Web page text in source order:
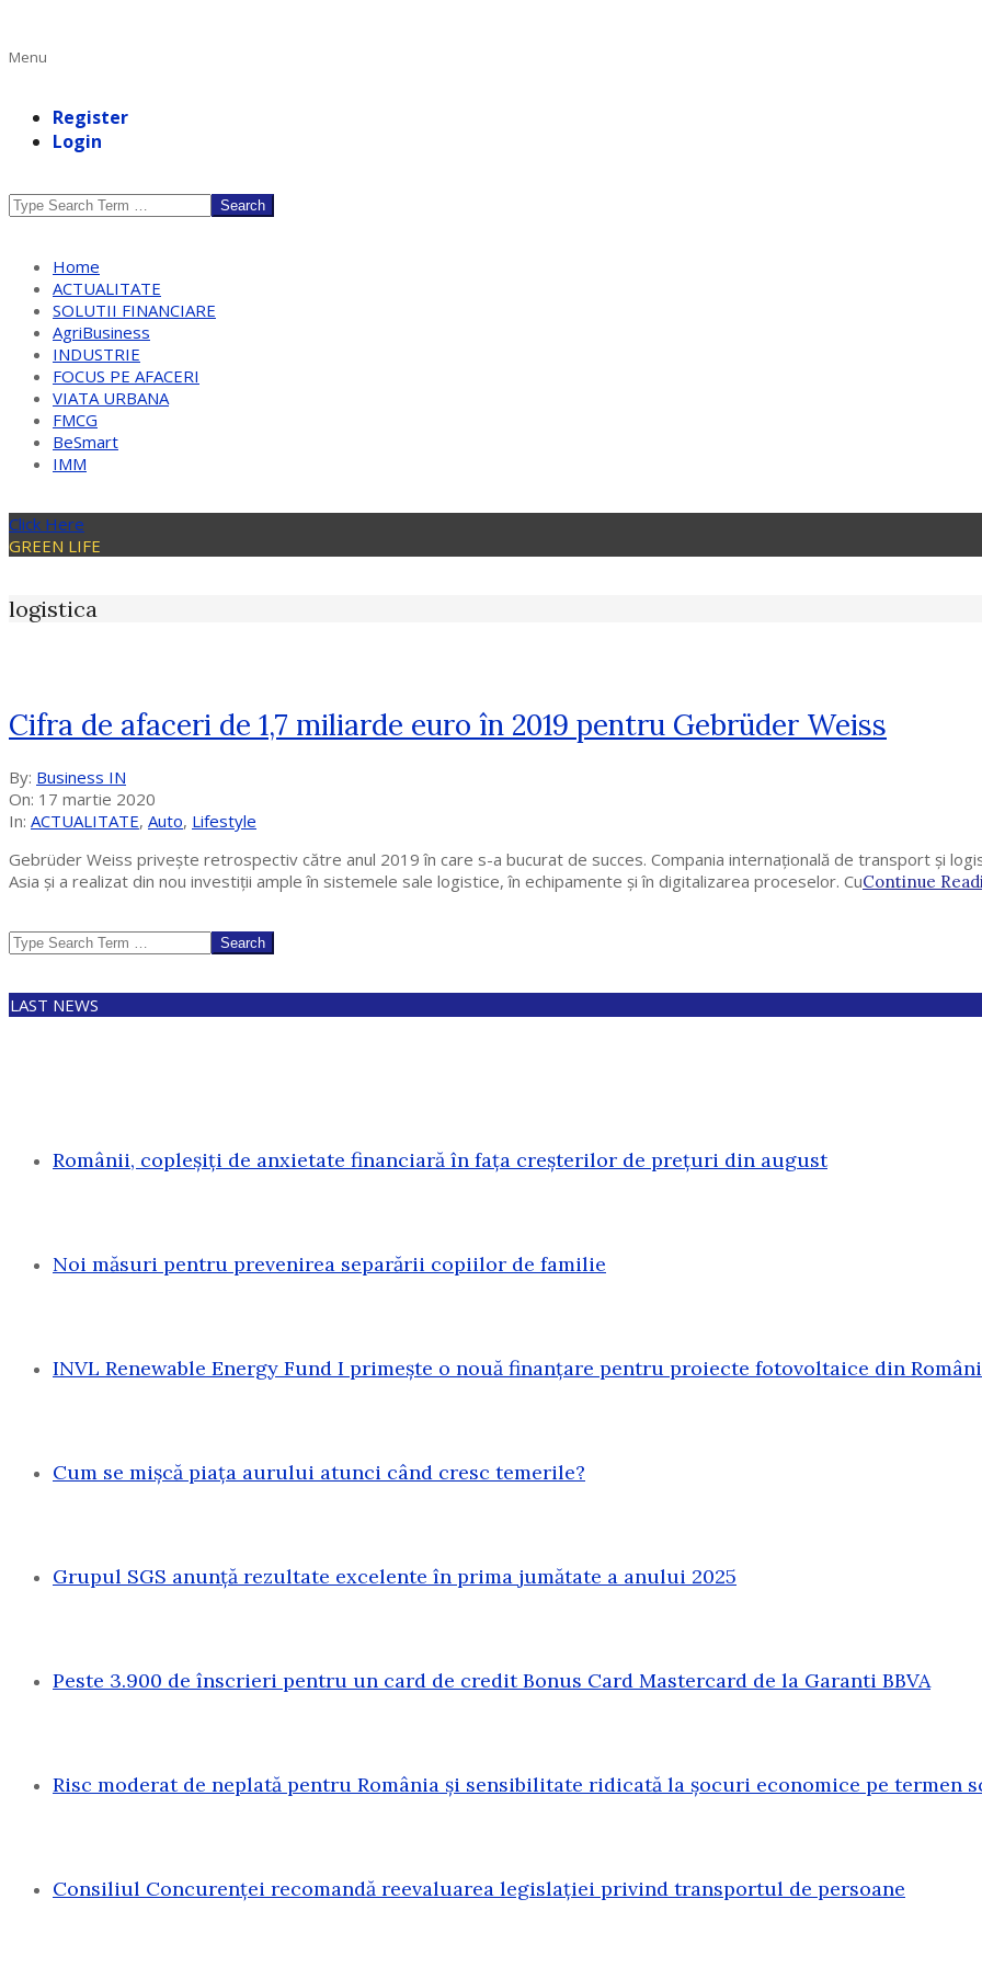
Primary
Menu
Register
Login
Search
Home
ACTUALITATE
SOLUTII FINANCIARE
AgriBusiness
INDUSTRIE
FOCUS PE AFACERI
VIATA URBANA
FMCG
BeSmart
IMM
Click Here
GREEN LIFE
logistica
Cifra de afaceri de 1,7 miliarde euro în 2019 pentru Gebrüder Weiss
2020-
03-
17
By: Business IN
On: 17 martie 2020
In: ACTUALITATE, Auto, Lifestyle
Gebrüder Weiss privește retrospectiv către anul 2019 în care s-a bucurat de succes. Compania internațională de transport și
Asia și a realizat din nou investiții ample în sistemele sale logistice, în echipamente și în digitalizarea proceselor. CuContinue
Search
LAST NEWS
Românii, copleșiți de anxietate financiară în fața creșterilor de prețuri din august
Noi măsuri pentru prevenirea separării copiilor de familie
INVL Renewable Energy Fund I primește o nouă finanțare pentru proiecte fotovoltaice din
Cum se mișcă piața aurului atunci când cresc temerile?
Grupul SGS anunță rezultate excelente în prima jumătate a anului 2025
Peste 3.900 de înscrieri pentru un card de credit Bonus Card Mastercard de la Garanti BBVA
Risc moderat de neplată pentru România și sensibilitate ridicată la șocuri economice pe termen
Consiliul Concurenței recomandă reevaluarea legislației privind transportul de persoane